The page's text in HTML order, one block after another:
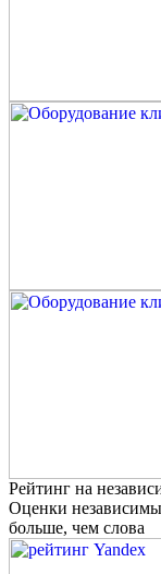
Рейтинг на
Оценки
больше, чем слова